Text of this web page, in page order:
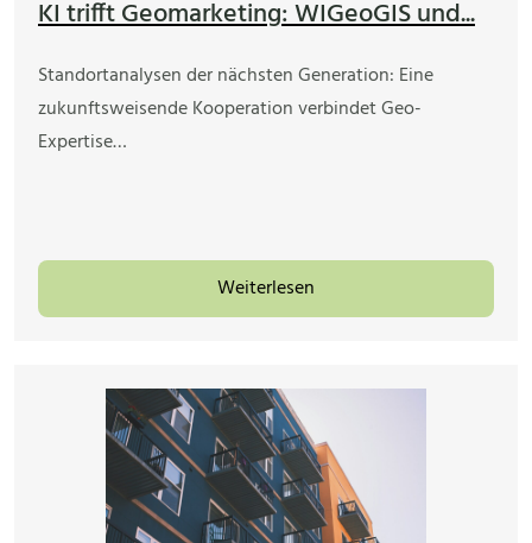
KI trifft Geomarketing: WIGeoGIS und...
Standortanalysen der nächsten Generation: Eine
zukunftsweisende Kooperation verbindet Geo-
Expertise…
Weiterlesen